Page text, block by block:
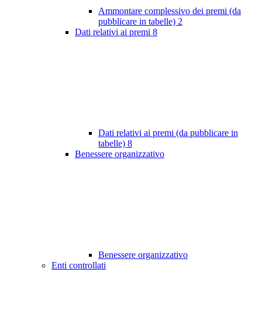
Ammontare complessivo dei premi (da
pubblicare in tabelle) 2
Dati relativi ai premi 8
Dati relativi ai premi (da pubblicare in
tabelle) 8
Benessere organizzativo
Benessere organizzativo
Enti controllati